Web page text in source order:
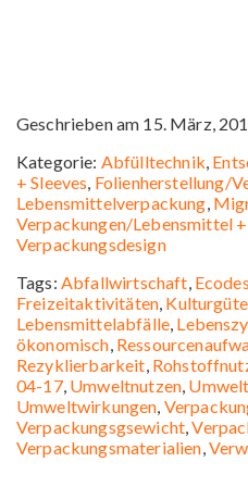
Geschrieben am 15. März,
Kategorie: Abfülltechnik,
+ Sleeves, Folienherstellung/
Lebensmittelverpackung,
Verpackungen/Lebensmittel
Verpackungsdesign
Tags: Abfallwirtschaft,
Freizeitaktivitäten, Kulturgüte
Lebensmittelabfälle,
ökonomisch,
Rezyklierbarkeit,
04-17, Umweltnutzen,
Umweltwirkungen,
Verpackungsgsewicht,
Verpackungsmaterialien,